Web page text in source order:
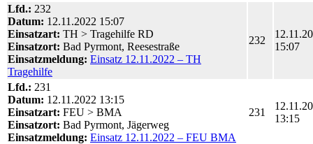
Lfd.: 232
Datum: 12.11.2022 15:07
Einsatzart: TH > Tragehilfe RD
Einsatzort: Bad Pyrmont, Reesestraße
Einsatzmeldung: Einsatz 12.11.2022 – TH
Tragehilfe
232
15:07
Lfd.: 231
Datum: 12.11.2022 13:15
Einsatzart: FEU > BMA
Einsatzort: Bad Pyrmont, Jägerweg
Einsatzmeldung: Einsatz 12.11.2022 – FEU BMA
231
13:15